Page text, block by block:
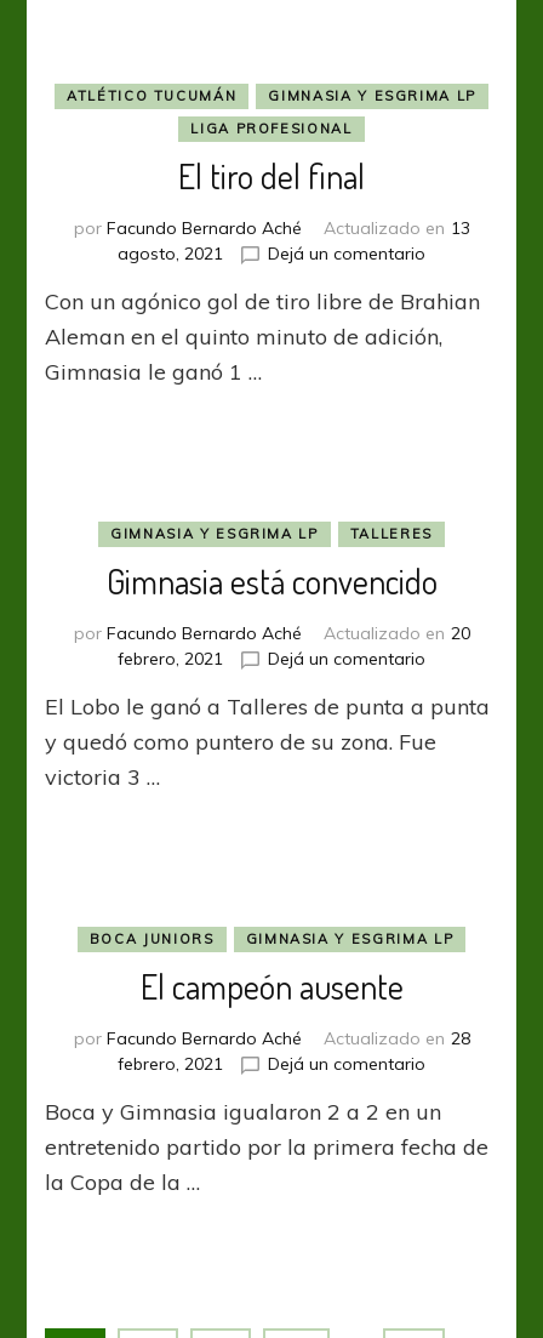
ATLÉTICO TUCUMÁN
GIMNASIA Y ESGRIMA LP
LIGA PROFESIONAL
El tiro del final
por Facundo Bernardo Aché Actualizado en 13
agosto, 2021
Dejá un comentario
tiro
del
final
Con un agónico gol de tiro libre de Brahian
Aleman en el quinto minuto de adición,
Gimnasia le ganó 1 …
GIMNASIA Y ESGRIMA LP TALLERES
Gimnasia está convencido
por Facundo Bernardo Aché Actualizado en 20
febrero, 2021
Dejá un comentario
está
convencido
El Lobo le ganó a Talleres de punta a punta
y quedó como puntero de su zona. Fue
victoria 3 …
BOCA JUNIORS GIMNASIA Y ESGRIMA LP
El campeón ausente
por Facundo Bernardo Aché Actualizado en 28
febrero, 2021
Dejá un comentario
campeón
ausente
Boca y Gimnasia igualaron 2 a 2 en un
entretenido partido por la primera fecha de
la Copa de la …